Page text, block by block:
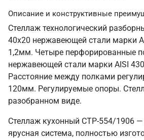
Описание и конструктивные
Стеллаж технологический
40х20 нержавеющей стали марки
1,2мм. Четыре перфорированные
нержавеющей стали марки AISI
Расстояние между полками
120мм. Регулируемые опоры.
разобранном виде.
Стеллаж кухонный СТР-554/1906 —
ярусная система, полностью